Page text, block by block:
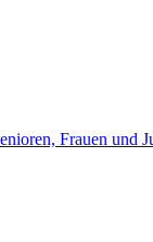
Frauen und